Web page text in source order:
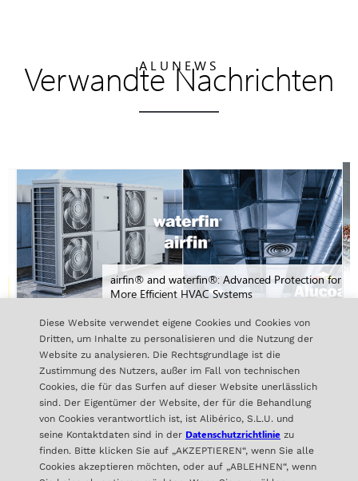
Diese Website verwendet eigene Cookies und Cookies von
Dritten, um Inhalte zu personalisieren und die Nutzung der
Website zu analysieren. Die Rechtsgrundlage ist die
Zustimmung des Nutzers, außer im Fall von technischen
Cookies, die für das Surfen auf dieser Website unerlässlich
sind. Der Eigentümer der Website, der für die Behandlung
von Cookies verantwortlich ist, ist Alibérico, S.L.U. und
seine Kontaktdaten sind in der Datenschutzrichtlinie zu
finden. Bitte klicken Sie auf „AKZEPTIEREN“, wenn Sie alle
Cookies akzeptieren möchten, oder auf „ABLEHNEN“, wenn
ALUNEWS
Verwandte Nachrichten
airfin® and waterfin®: Advanced Protection for
More Efficient HVAC Systems
ALLE NACHRICHTEN